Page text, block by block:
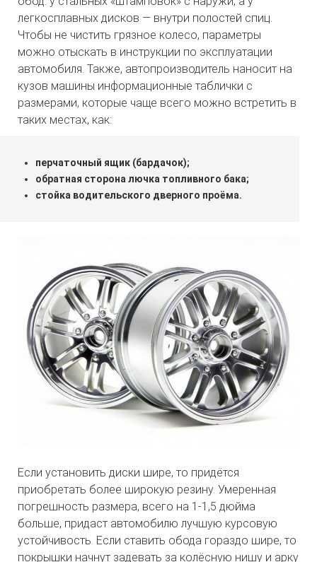
легкосплавных дисков — внутри полостей спиц.
Чтобы не чистить грязное колесо, параметры
можно отыскать в инструкции по эксплуатации
автомобиля. Также, автопроизводитель наносит на
кузов машины информационные таблички с
размерами, которые чаще всего можно встретить в
таких местах, как:
перчаточный ящик (бардачок);
обратная сторона лючка топливного бака;
стойка водительского дверного проёма.
Если установить диски шире, то придётся
приобретать более широкую резину. Умеренная
погрешность размера, всего на 1-1,5 дюйма
больше, придаст автомобилю лучшую курсовую
устойчивость. Если ставить обода гораздо шире, то
покрышки начнут задевать за колёсную нишу и арку